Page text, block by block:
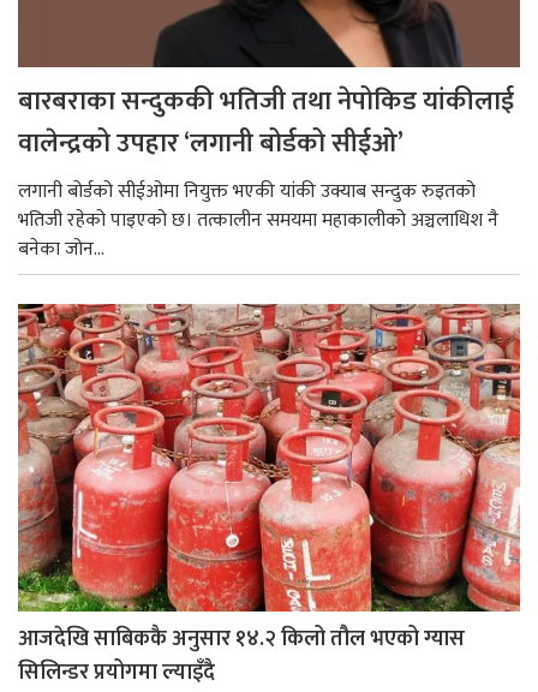
बारबराका सन्दुककी भतिजी तथा नेपोकिड यांकीलाई
वालेन्द्रको उपहार ‘लगानी बोर्डको सीईओ’
लगानी बोर्डको सीईओमा नियुक्त भएकी यांकी उक्याब सन्दुक रुइतको
भतिजी रहेको पाइएको छ। तत्कालीन समयमा महाकालीको अञ्चलाधिश नै
बनेका जोन...
आजदेखि साबिककै अनुसार १४.२ किलो तौल भएको ग्यास
सिलिन्डर प्रयोगमा ल्याइँदै